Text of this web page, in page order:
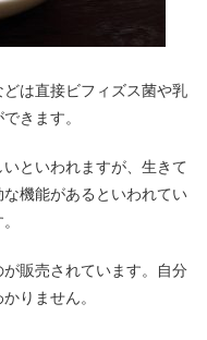
は直接ビフィズス菌や乳
きます。
といわれますが、生きて
機能があるといわれてい
販売されています。自分
りません。